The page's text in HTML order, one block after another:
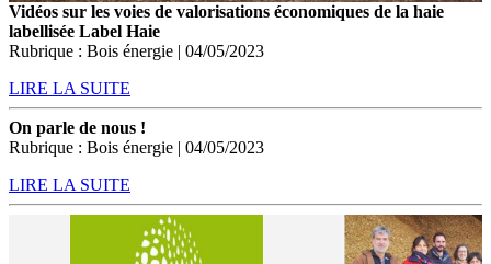
Vidéos sur les voies de valorisations économiques de la haie
labellisée Label Haie
Rubrique : Bois énergie | 04/05/2023
LIRE LA SUITE
On parle de nous !
Rubrique : Bois énergie | 04/05/2023
LIRE LA SUITE